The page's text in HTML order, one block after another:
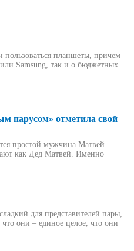
пользоваться планшеты, причем
Samsung, так и о бюджетных
парусом» отметила свой
простой мужчина Матвей
как Дед Матвей. Именно
для представителей пары,
они – единое целое, что они